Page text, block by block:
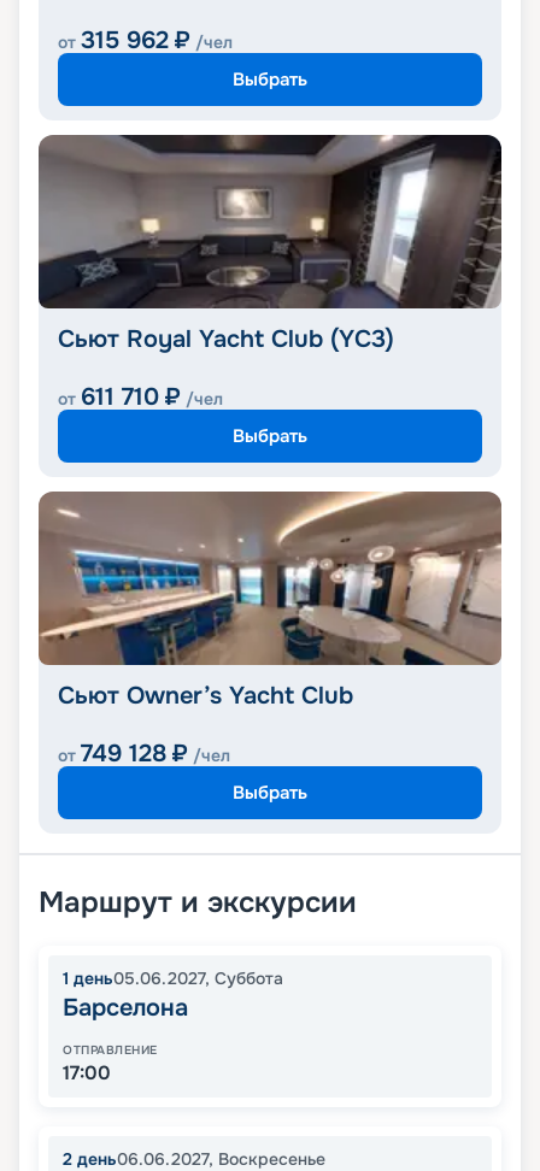
от 315 962 ₽ /чел
Выбрать
Сьют Royal Yacht Club (YC3)
от 611 710 ₽ /чел
Выбрать
Сьют Owner’s Yacht Club
от 749 128 ₽ /чел
Выбрать
Маршрут и экскурсии
1 день05.06.2027, Суббота
Барселона
ОТПРАВЛЕНИЕ
17:00
2 день06.06.2027, Воскресенье